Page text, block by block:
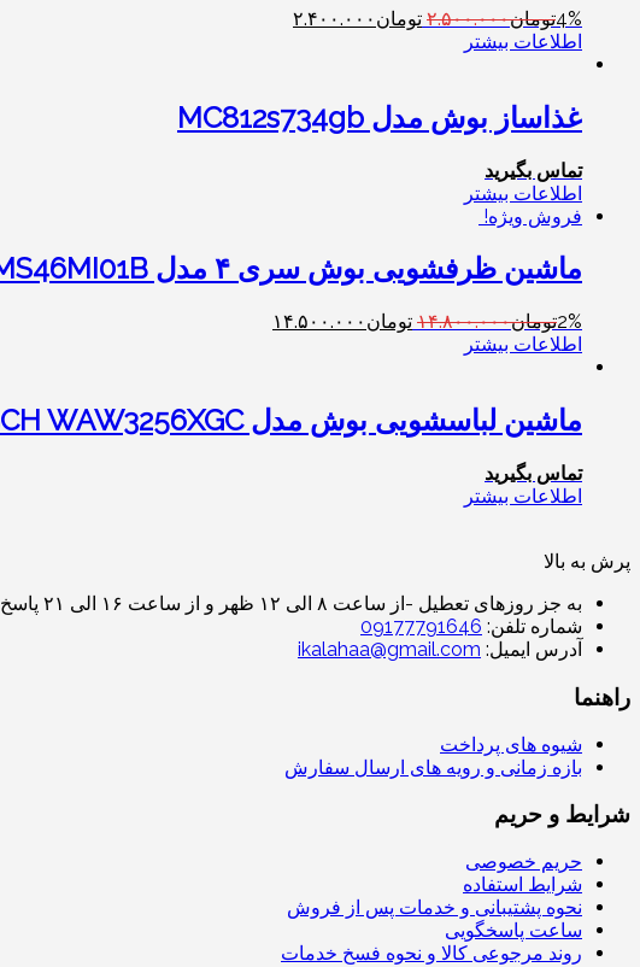
4%تومان۲.۵۰۰.۰۰۰ تومان ۲.۴۰۰.۰۰۰
اطلاعات بیشتر
غذاساز بوش مدل MC812s734gb
تماس بگیرید
اطلاعات بیشتر
فروش ویژه!
ماشین ظرفشویی بوش سری ۴ مدل SMS46MW01B / SMS46MI01B
2%تومان۱۴.۸۰۰.۰۰۰ تومان ۱۴.۵۰۰.۰۰۰
اطلاعات بیشتر
ماشین لباسشویی بوش مدل BOSCH WAW3256XGC ظرفیت ۹ کیلوگرم
تماس بگیرید
اطلاعات بیشتر
پرش به بالا
به جز روزهای تعطیل -از ساعت ۸ الی ۱۲ ظهر و از ساعت ۱۶ الی ۲۱ پاسخ گوی شما هستیم (به غیر از روزهای تعطیل پاسخگو هستیم)
شماره تلفن: 09177791646
آدرس ایمیل: ikalahaa@gmail.com
راهنما
شیوه های پرداخت
بازه زمانی و رویه های ارسال سفارش
شرایط و حریم
حریم خصوصی
شرایط استفاده
نحوه پشتیبانی و خدمات پس از فروش
ساعت پاسخگویی
روند مرجوعی کالا و نحوه فسخ خدمات